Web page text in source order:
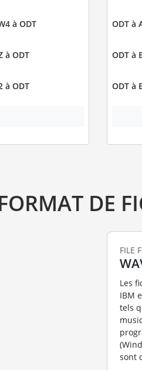
à ODT
à ODT
à ODT
ODT à
ODT à
ODT à
DE
FILE
Les
IBM
tels
sont